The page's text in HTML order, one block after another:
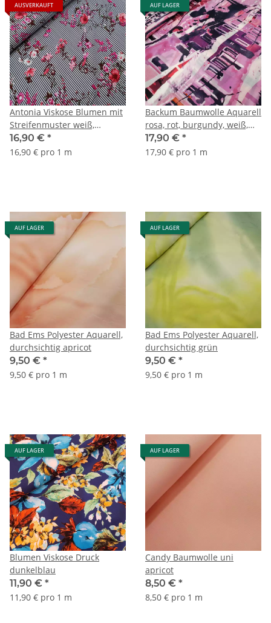
AUSVERKAUFT
Antonia Viskose Blumen mit
Streifenmuster weiß,
schwarz, pink, rosa
16,90 € *
16,90 € pro 1 m
AUF LAGER
Backum Baumwolle Aquarell
rosa, rot, burgundy, weiß,
schwarz
17,90 € *
17,90 € pro 1 m
AUF LAGER
Bad Ems Polyester Aquarell,
durchsichtig apricot
9,50 € *
9,50 € pro 1 m
AUF LAGER
Bad Ems Polyester Aquarell,
durchsichtig grün
9,50 € *
9,50 € pro 1 m
AUF LAGER
Blumen Viskose Druck
dunkelblau
11,90 € *
11,90 € pro 1 m
AUF LAGER
Candy Baumwolle uni
apricot
8,50 € *
8,50 € pro 1 m